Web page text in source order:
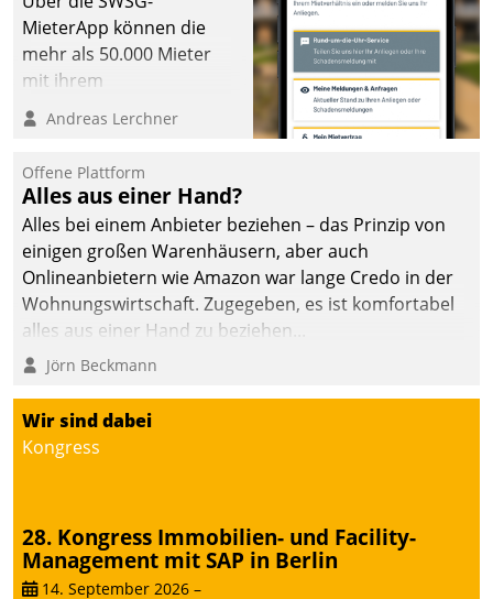
MieterApp können die
mehr als 50.000 Mieter
mit ihrem
Wohnungsunternehmen
kommunizieren, auf dem
einsehen und ändern
oder
Schadensmeldungen
abgeben – rund um die
Uhr.
Andreas Lerchner
Offene Plattform
Alles aus einer Hand?
Alles bei einem Anbieter beziehen – das Prinzip von
einigen großen Warenhäusern, aber auch
Onlineanbietern wie Amazon war lange Credo in der
Wohnungswirtschaft. Zugegeben, es ist komfortabel
alles aus einer Hand zu beziehen...
Jörn Beckmann
Wir sind dabei
Kongress
28. Kongress Immobilien- und Facility-
Management mit SAP in Berlin
14. September 2026 –